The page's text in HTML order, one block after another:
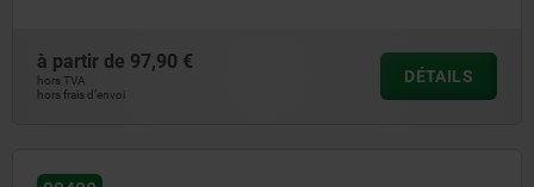
à partir de 97,90 €
hors TVA
hors frais d’envoi
DÉTAILS